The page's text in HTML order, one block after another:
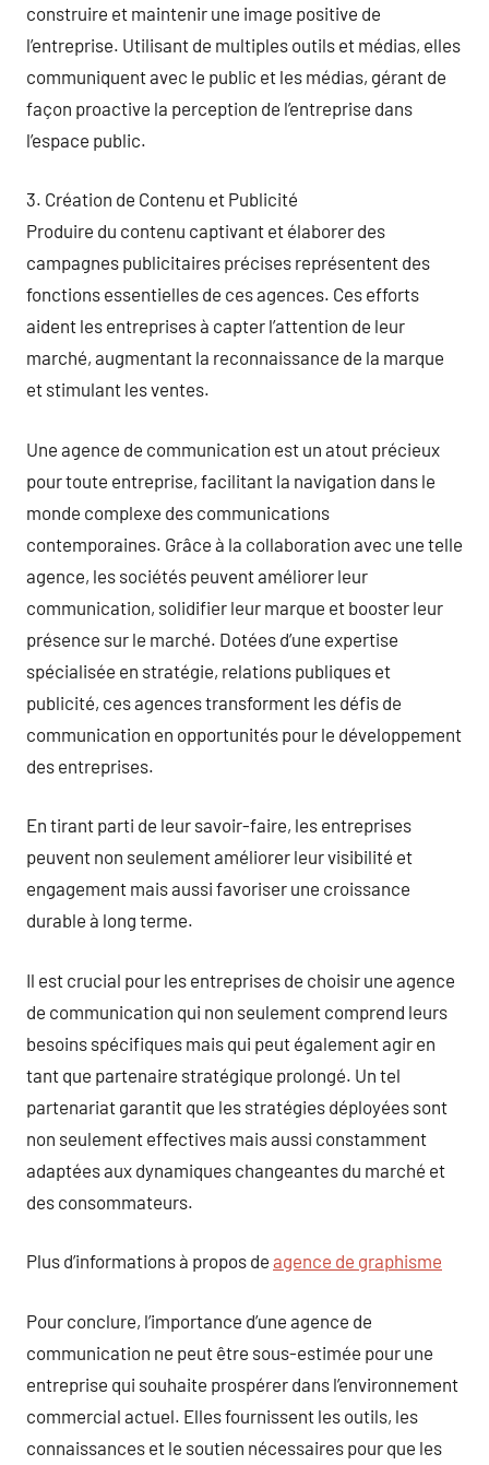
construire et maintenir une image positive de
l’entreprise. Utilisant de multiples outils et médias, elles
communiquent avec le public et les médias, gérant de
façon proactive la perception de l’entreprise dans
l’espace public.
3. Création de Contenu et Publicité
Produire du contenu captivant et élaborer des
campagnes publicitaires précises représentent des
fonctions essentielles de ces agences. Ces efforts
aident les entreprises à capter l’attention de leur
marché, augmentant la reconnaissance de la marque
et stimulant les ventes.
Une agence de communication est un atout précieux
pour toute entreprise, facilitant la navigation dans le
monde complexe des communications
contemporaines. Grâce à la collaboration avec une telle
agence, les sociétés peuvent améliorer leur
communication, solidifier leur marque et booster leur
présence sur le marché. Dotées d’une expertise
spécialisée en stratégie, relations publiques et
publicité, ces agences transforment les défis de
communication en opportunités pour le développement
des entreprises.
En tirant parti de leur savoir-faire, les entreprises
peuvent non seulement améliorer leur visibilité et
engagement mais aussi favoriser une croissance
durable à long terme.
Il est crucial pour les entreprises de choisir une agence
de communication qui non seulement comprend leurs
besoins spécifiques mais qui peut également agir en
tant que partenaire stratégique prolongé. Un tel
partenariat garantit que les stratégies déployées sont
non seulement effectives mais aussi constamment
adaptées aux dynamiques changeantes du marché et
des consommateurs.
Plus d’informations à propos de agence de graphisme
Pour conclure, l’importance d’une agence de
communication ne peut être sous-estimée pour une
entreprise qui souhaite prospérer dans l’environnement
commercial actuel. Elles fournissent les outils, les
connaissances et le soutien nécessaires pour que les